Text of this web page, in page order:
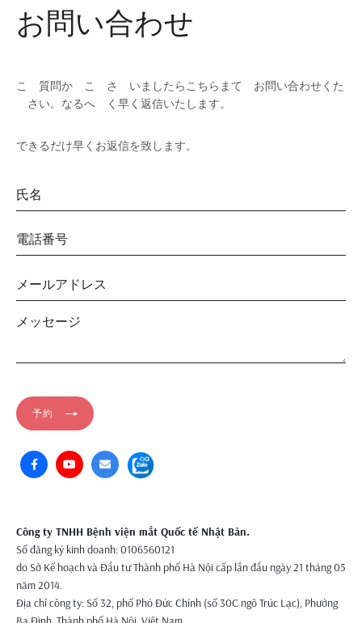
お問い合わせ
こ 質問か ゙こ ゙さ ゙いましたらこちらまて ゙お問い合わせくた
゙さ い。なるへ ゙く 早く 返信いたします。
できるだけ早くお返信を致し ます。
予約
Công ty TNHH Bệnh viện mắt Quốc tế Nhật Bản.
Số đăng ký kinh doanh: 0106560121
do Sở Kế hoạch và Đầu tư Thành phố Hà Nội cấp lần đầu ngày 21 tháng 05
năm 2014.
Địa chỉ công ty: Số 32, phố Phó Đức Chính (số 30C ngõ Trúc Lạc), Phường